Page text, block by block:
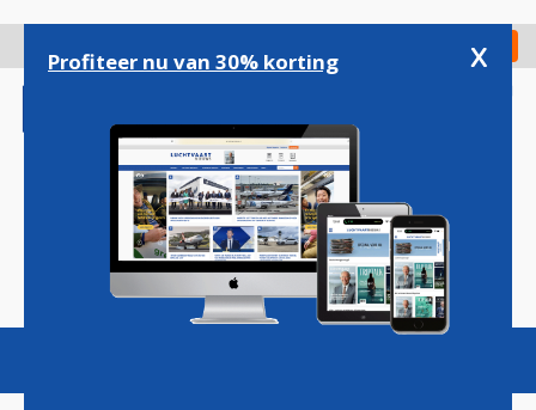
gaan
Check in
Magazine Podcasts Vacatures
Profiteer nu van 30% korting x